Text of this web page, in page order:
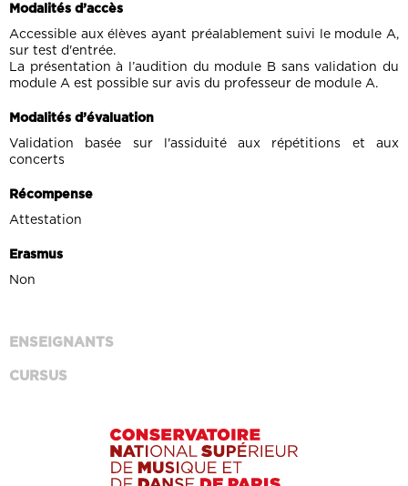
Modalités d’accès
Accessible aux élèves ayant préalablement suivi le module A,
sur test d'entrée.
La présentation à l’audition du module B sans validation du
module A est possible sur avis du professeur de module A.
Modalités d’évaluation
Validation basée sur l'assiduité aux répétitions et aux
concerts
Récompense
Attestation
Erasmus
Non
ENSEIGNANTS
CURSUS